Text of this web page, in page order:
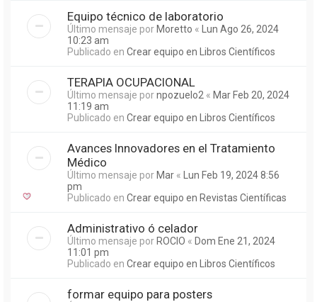
Equipo técnico de laboratorio
Último mensaje por Moretto « Lun Ago 26, 2024
10:23 am
Publicado en Crear equipo en Libros Científicos
TERAPIA OCUPACIONAL
Último mensaje pornpozuelo2 « Mar Feb 20, 2024
11:19 am
Publicado en Crear equipo en Libros Científicos
Avances Innovadores en el Tratamiento
Médico
Último mensaje por Mar « Lun Feb 19, 2024 8:56
pm
Publicado en Crear equipo en Revistas Científicas
Administrativo ó celador
Último mensaje por ROCIO « Dom Ene 21, 2024
11:01 pm
Publicado en Crear equipo en Libros Científicos
formar equipo para posters